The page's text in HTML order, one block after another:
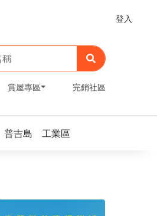
登入
賞屋專區 完銷社區
普吉島 工業區